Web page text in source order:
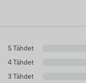
ja melun
Tästä syystä
osalta.
5 Tähdet
4 Tähdet
3 Tähdet